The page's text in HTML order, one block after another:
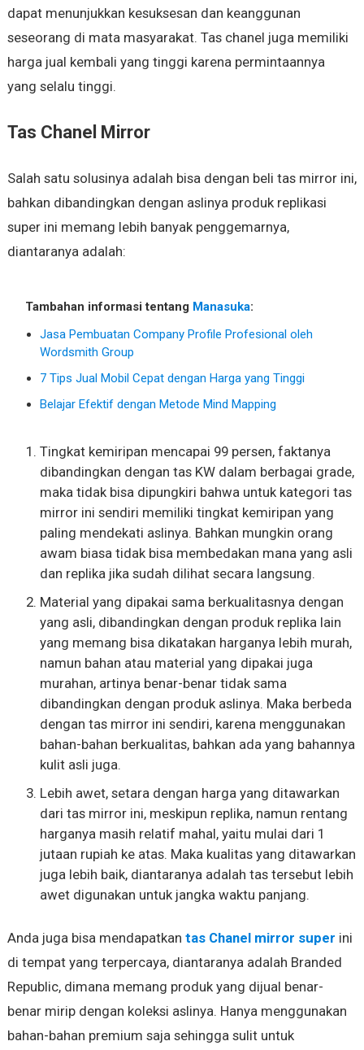
dapat menunjukkan kesuksesan dan keanggunan
seseorang di mata masyarakat. Tas chanel juga memiliki
harga jual kembali yang tinggi karena permintaannya
yang selalu tinggi.
Tas Chanel Mirror
Salah satu solusinya adalah bisa dengan beli tas mirror ini,
bahkan dibandingkan dengan aslinya produk replikasi
super ini memang lebih banyak penggemarnya,
diantaranya adalah:
Tambahan informasi tentang Manasuka:
Jasa Pembuatan Company Profile Profesional oleh
Wordsmith Group
7 Tips Jual Mobil Cepat dengan Harga yang Tinggi
Belajar Efektif dengan Metode Mind Mapping
Tingkat kemiripan mencapai 99 persen, faktanya
dibandingkan dengan tas KW dalam berbagai grade,
maka tidak bisa dipungkiri bahwa untuk kategori tas
mirror ini sendiri memiliki tingkat kemiripan yang
paling mendekati aslinya. Bahkan mungkin orang
awam biasa tidak bisa membedakan mana yang asli
dan replika jika sudah dilihat secara langsung.
Material yang dipakai sama berkualitasnya dengan
yang asli, dibandingkan dengan produk replika lain
yang memang bisa dikatakan harganya lebih murah,
namun bahan atau material yang dipakai juga
murahan, artinya benar-benar tidak sama
dibandingkan dengan produk aslinya. Maka berbeda
dengan tas mirror ini sendiri, karena menggunakan
bahan-bahan berkualitas, bahkan ada yang bahannya
kulit asli juga.
Lebih awet, setara dengan harga yang ditawarkan
dari tas mirror ini, meskipun replika, namun rentang
harganya masih relatif mahal, yaitu mulai dari 1
jutaan rupiah ke atas. Maka kualitas yang ditawarkan
juga lebih baik, diantaranya adalah tas tersebut lebih
awet digunakan untuk jangka waktu panjang.
Anda juga bisa mendapatkan tas Chanel mirror super ini
di tempat yang terpercaya, diantaranya adalah Branded
Republic, dimana memang produk yang dijual benar-
benar mirip dengan koleksi aslinya. Hanya menggunakan
bahan-bahan premium saja sehingga sulit untuk